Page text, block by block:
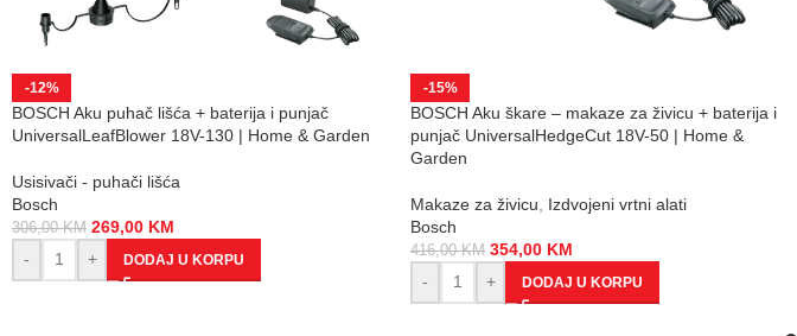
-12%
BOSCH Aku puhač lišća + baterija i punjač
UniversalLeafBlower 18V-130 | Home & Garden
Usisivači - puhači lišća
Bosch
306,00KM 269,00 KM
-
+ DODAJ U KORPU
-15%
BOSCH Aku škare – makaze za živicu + baterija i
punjač UniversalHedgeCut 18V-50 | Home &
Garden
Makaze za živicu
Izdvojeni vrtni alati
Bosch
416,00KM 354,00 KM
-
+ DODAJ U KORPU